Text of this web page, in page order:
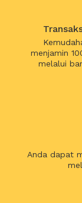
menjamin
melalui
Anda dapat